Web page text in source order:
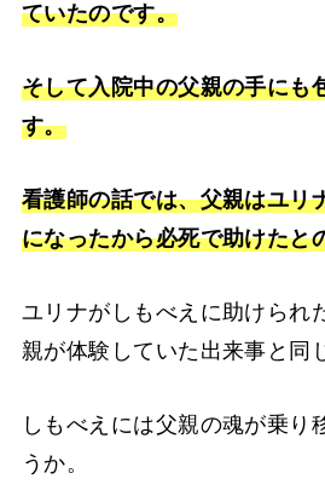
ていたのです。
そして入院中の父親の手にも
す。
看護師の話では、父親はユリ
になったから必死で助けたと
ユリナがしもべえに助けられ
親が体験していた出来事と同
しもべえには父親の魂が乗り
うか。